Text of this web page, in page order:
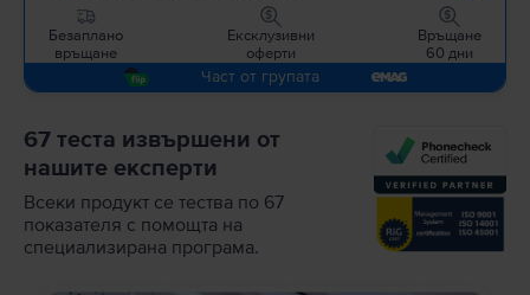
Безаплано
връщане
Ексклузивни
оферти
Връщане
60 дни
Част от групата
67 теста извършени от
нашите експерти
Всеки продукт се тества по 67
показателя с помощта на
специализирана програма.